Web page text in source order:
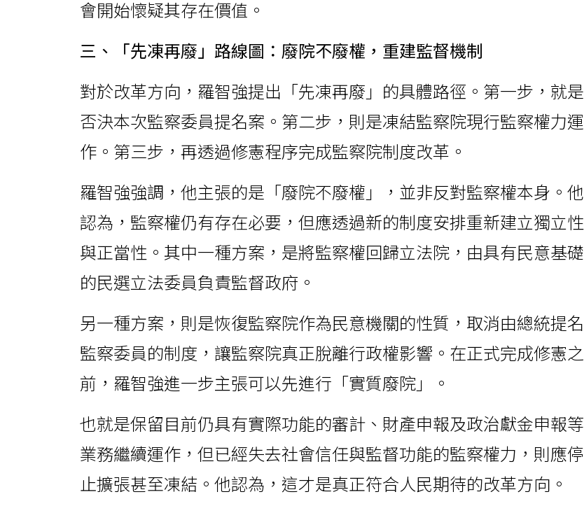
會開始懷疑其存在價值。
三、「先凍再廢」路線圖：廢院不廢權，重建監督機制
對於改革方向，羅智強提出「先凍再廢」的具體路徑。第一步，就是
否決本次監察委員提名案。第二步，則是凍結監察院現行監察權力運
作。第三步，再透過修憲程序完成監察院制度改革。
羅智強強調，他主張的是「廢院不廢權」，並非反對監察權本身。他
認為，監察權仍有存在必要，但應透過新的制度安排重新建立獨立性
與正當性。其中一種方案，是將監察權回歸立法院，由具有民意基礎
的民選立法委員負責監督政府。
另一種方案，則是恢復監察院作為民意機關的性質，取消由總統提名
監察委員的制度，讓監察院真正脫離行政權影響。在正式完成修憲之
前，羅智強進一步主張可以先進行「實質廢院」。
也就是保留目前仍具有實際功能的審計、財產申報及政治獻金申報等
業務繼續運作，但已經失去社會信任與監督功能的監察權力，則應停
止擴張甚至凍結。他認為，這才是真正符合人民期待的改革方向。